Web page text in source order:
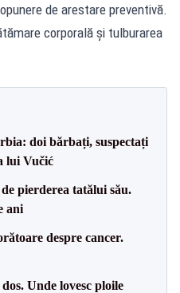
de arestare preventivă.
corporală și tulburarea
doi bărbați, suspectați
lui Vučić
pierderea tatălui său.
ani
despre cancer.
Unde lovesc ploile